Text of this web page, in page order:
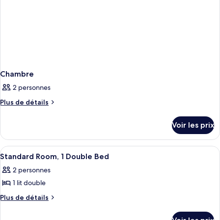
Chambre
2 personnes
Plus de détails
Plus
le
type
de
Chambre
Voir les prix
Afficher
toutes
les
photos
pour
Une chambre d’hôtel moderne,
4
Standard Room, 1 Double Bed
2 personnes
1 lit double
Plus de détails
Plus